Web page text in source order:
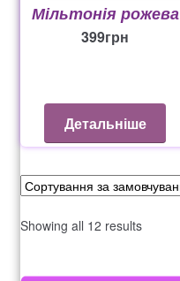
Мільтонія рожева
399грн
Детальніше
Showing all 12 results